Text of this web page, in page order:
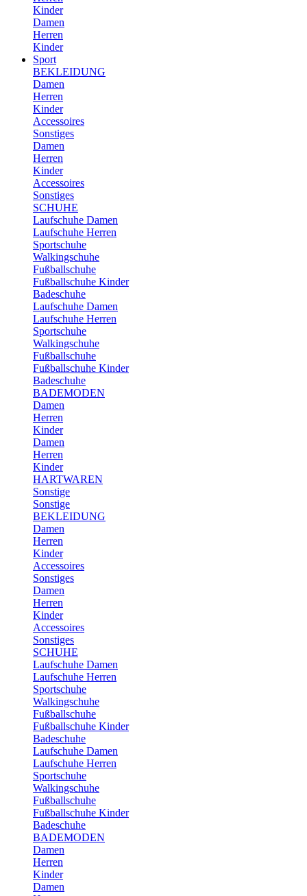
Kinder
Damen
Herren
Kinder
Sport
BEKLEIDUNG
Damen
Herren
Kinder
Accessoires
Sonstiges
Damen
Herren
Kinder
Accessoires
Sonstiges
SCHUHE
Laufschuhe Damen
Laufschuhe Herren
Sportschuhe
Walkingschuhe
Fußballschuhe
Fußballschuhe Kinder
Badeschuhe
Laufschuhe Damen
Laufschuhe Herren
Sportschuhe
Walkingschuhe
Fußballschuhe
Fußballschuhe Kinder
Badeschuhe
BADEMODEN
Damen
Herren
Kinder
Damen
Herren
Kinder
HARTWAREN
Sonstige
Sonstige
BEKLEIDUNG
Damen
Herren
Kinder
Accessoires
Sonstiges
Damen
Herren
Kinder
Accessoires
Sonstiges
SCHUHE
Laufschuhe Damen
Laufschuhe Herren
Sportschuhe
Walkingschuhe
Fußballschuhe
Fußballschuhe Kinder
Badeschuhe
Laufschuhe Damen
Laufschuhe Herren
Sportschuhe
Walkingschuhe
Fußballschuhe
Fußballschuhe Kinder
Badeschuhe
BADEMODEN
Damen
Herren
Kinder
Damen